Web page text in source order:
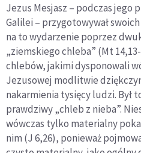
Jezus Mesjasz – podczas jego
Galilei – przygotowywał
na to wydarzenie poprzez
„ziemskiego chleba” (Mt
chlebów, jakimi dysponowali
Jezusowej modlitwie
nakarmienia tysięcy ludzi. Był
prawdziwy „chleb z nieba”.
wówczas tylko materialny
nim (J 6,26), ponieważ